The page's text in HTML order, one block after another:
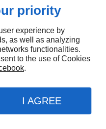
UNI’GEL
priority
experience by
as well as analyzing
functionalities.
to the use of Cookies
.
I AGREE